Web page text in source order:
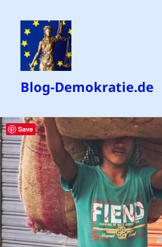
Blog-Demokratie.de
Save